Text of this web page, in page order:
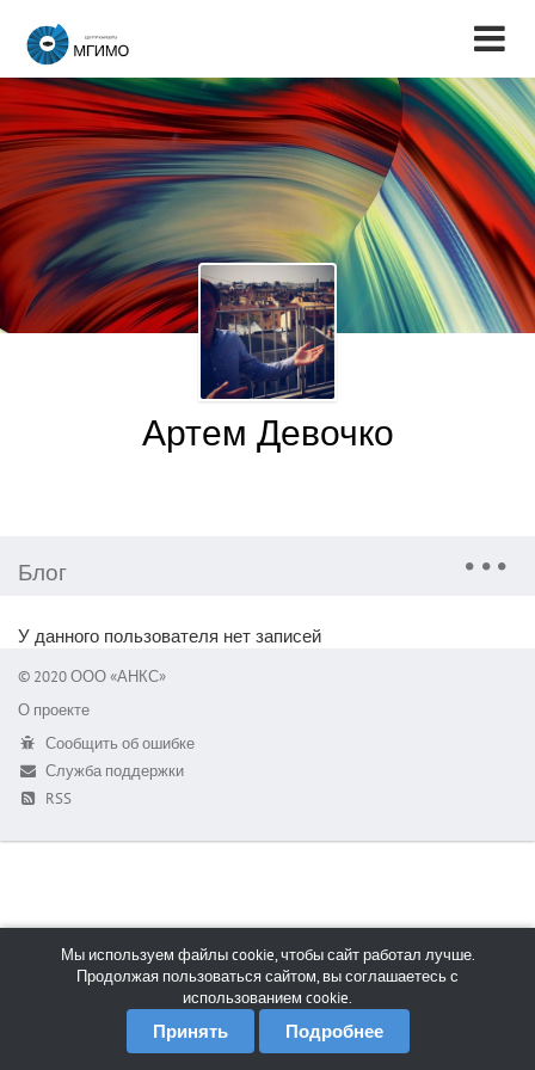
Артем Девочко
Блог
У данного пользователя нет записей
© 2020 ООО «АНКС»
О проекте
Сообщить об ошибке
Служба поддержки
RSS
Мы используем файлы cookie, чтобы сайт работал лучше.
Продолжая пользоваться сайтом, вы соглашаетесь с
использованием cookie.
Принять Подробнее